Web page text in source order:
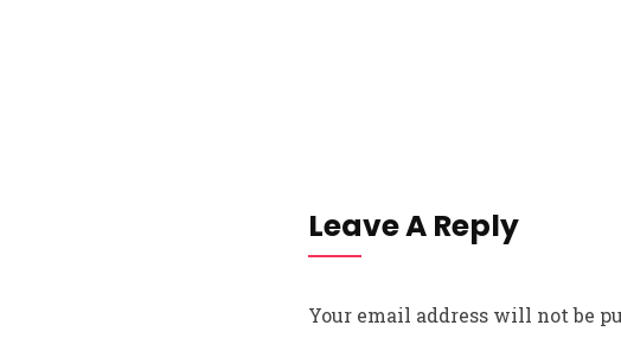
Leave A Reply
Your email address will not be